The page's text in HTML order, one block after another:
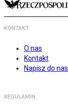
KONTAKT
O nas
Kontakt
Napisz do nas
REGULAMIN